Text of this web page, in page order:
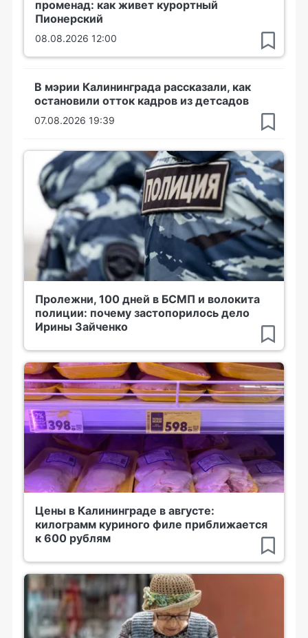
променад: как живет курортный
Пионерский
08.08.2026 12:00
В мэрии Калининграда рассказали, как
остановили отток кадров из детсадов
07.08.2026 19:39
Пролежни, 100 дней в БСМП и волокита
полиции: почему застопорилось дело
Ирины Зайченко
Цены в Калининграде в августе:
килограмм куриного филе приближается
к 600 рублям